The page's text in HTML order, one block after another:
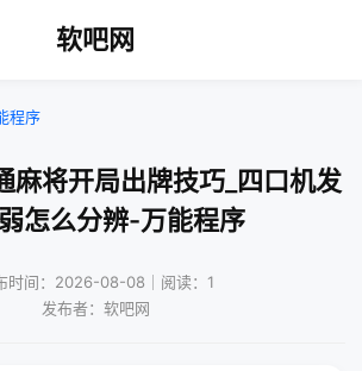
软吧网
程序
麻将开局出牌技巧_四口机发
怎么分辨-万能程序
时间：2026-08-08｜阅读：1
发布者：软吧网